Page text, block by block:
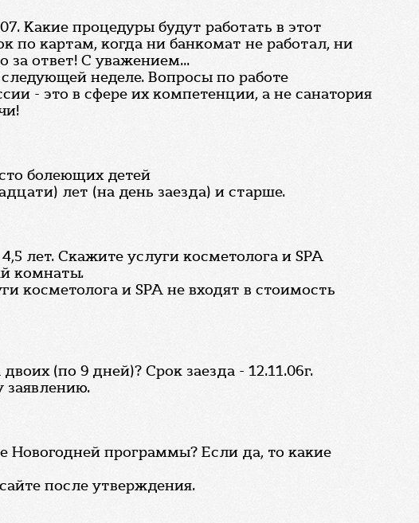
Какие процедуры будут работать в этот
по картам, когда ни банкомат не работал, ни
за ответ! С уважением...
неделе. Вопросы по работе
- это в сфере их компетенции, а не санатория
болеющих детей
лет (на день заезда) и старше.
лет. Скажите услуги косметолога и SPA
комнаты.
косметолога и SPA не входят в стоимость
(по 9 дней)? Срок заезда - 12.11.06г.
Новогодней программы? Если да, то какие
после утверждения.